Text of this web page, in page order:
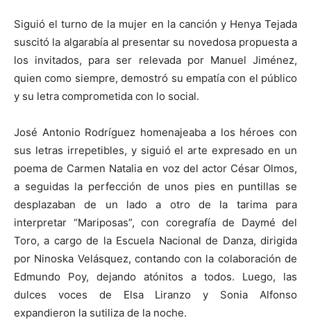
Siguió el turno de la mujer en la canción y Henya Tejada
suscitó la algarabía al presentar su novedosa propuesta a
los invitados, para ser relevada por Manuel Jiménez,
quien como siempre, demostró su empatía con el público
y su letra comprometida con lo social.
José Antonio Rodríguez homenajeaba a los héroes con
sus letras irrepetibles, y siguió el arte expresado en un
poema de Carmen Natalia en voz del actor César Olmos,
a seguidas la perfección de unos pies en puntillas se
desplazaban de un lado a otro de la tarima para
interpretar “Mariposas”, con coregrafía de Daymé del
Toro, a cargo de la Escuela Nacional de Danza, dirigida
por Ninoska Velásquez, contando con la colaboración de
Edmundo Poy, dejando atónitos a todos. Luego, las
dulces voces de Elsa Liranzo y Sonia Alfonso
expandieron la sutiliza de la noche.